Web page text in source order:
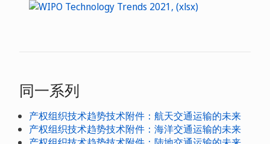
同一系列
产权组织技术趋势技术附件：航天交通运输的未来
产权组织技术趋势技术附件：海洋交通运输的未来